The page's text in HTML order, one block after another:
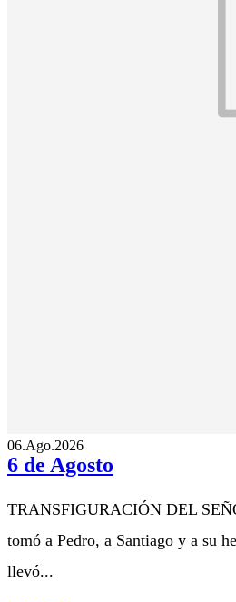
06.Ago.2026
6 de Agosto
TRANSFIGURACIÓN DEL
tomó a Pedro, a Santiago y a su
llevó...